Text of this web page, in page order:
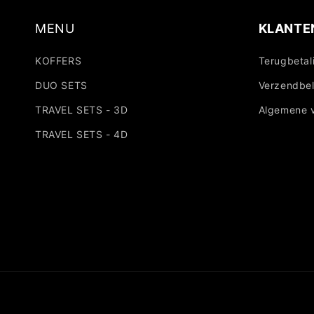
MENU
KOFFERS
DUO SETS
TRAVEL SETS - 3D
TRAVEL SETS - 4D
Algemene